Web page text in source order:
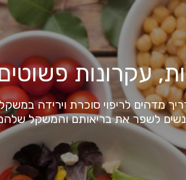
עקרונות
מדהים לריפוי סוכרת וירידה
לשפר את בריאותם והמשקל